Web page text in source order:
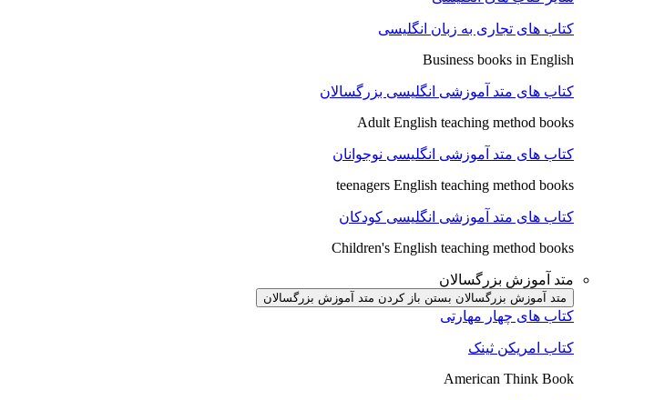
کتاب های تجاری به زبان انگلیسی
Business books in English
کتاب های متد آموزشی انگلیسی بزرگسالان
Adult English teaching method books
کتاب های متد آموزشی انگلیسی نوجوانان
teenagers English teaching method books
کتاب های متد آموزشی انگلیسی کودکان
Children's English teaching method books
متد آموزش بزرگسالان
متد آموزش بزرگسالان بستن باز کردن متد آموزش بزرگسالان
کتاب های چهار مهارتی
کتاب امریکن ثینک
American Think Book